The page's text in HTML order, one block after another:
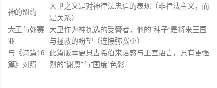
神的盟约
大卫之义是对神律法忠信的表现（非律法主义，而
是关系）
大卫与弥赛
亚
大卫作为神拣选的受膏者，他的“种子”是将来王国
与拯救的盼望（连接弥赛亚）
与《诗篇18
篇》对照
此篇版本更具古希伯来语感与王室语言，具有更强
烈的“谢恩”与“国度”色彩